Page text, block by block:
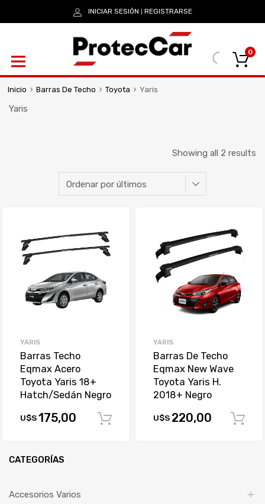
INICIAR SESIÓN REGISTRARSE
0
Inicio Barras De Techo Toyota Yaris
Yaris
Showing all 2 results
YARIS
Barras Techo
Eqmax Acero
Toyota Yaris 18+
Hatch/Sedán Negro
U$S175,00 Comprar
YARIS
Barras De Techo
Eqmax New Wave
Toyota Yaris H.
2018+ Negro
U$S 220,00
CATEGORÍAS
Accesorios Varios